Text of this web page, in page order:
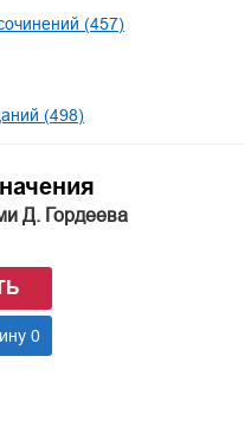
(457)
(498)
Д. Гордеева
0